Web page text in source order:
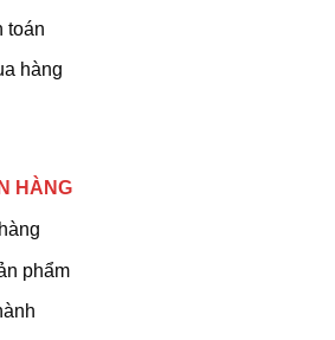
toán
hàng
HÀNG
phẩm